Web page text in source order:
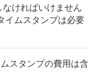
ければいけません
イムスタンプは必要
スタンプの費用は含